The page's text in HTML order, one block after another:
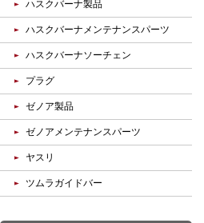
ハスクバーナ製品
ハスクバーナメンテナンスパーツ
ハスクバーナソーチェン
プラグ
ゼノア製品
ゼノアメンテナンスパーツ
ヤスリ
ツムラガイドバー